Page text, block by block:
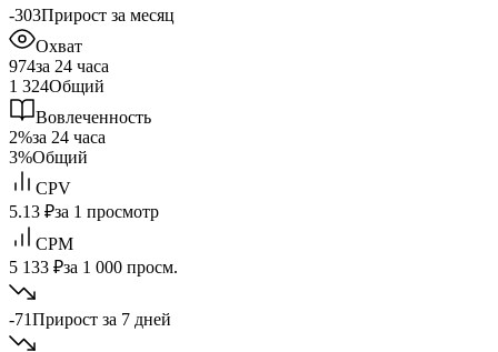
-303Прирост за месяц
Охват
974за 24 часа
1 324Общий
Вовлеченность
2%за 24 часа
3%Общий
CPV
5.13 ₽за 1 просмотр
CPM
5 133 ₽за 1 000 просм.
-71Прирост за 7 дней